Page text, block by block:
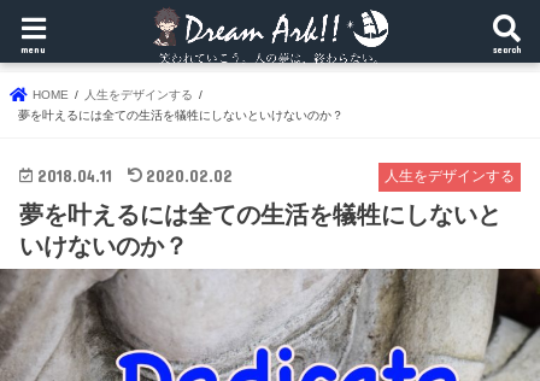
search
menu
HOME
人生をデザインする
夢を叶えるには全ての生活を犠牲にしないといけないのか？
人生をデザインする
2018.04.11 2020.02.02
夢を叶えるには全ての生活を犠牲にしないと
いけないのか？